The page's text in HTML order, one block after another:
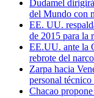
Dudamel
del Mundo con
EE. UU.
de 2015 para la
EE.UU. ante la
rebrote del
Zarpa hacia
personal
Chacao